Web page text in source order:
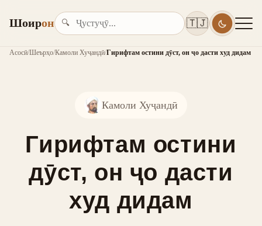
Шоирон 🔍 🇹🇯
Асосӣ/Шеърҳо/Камоли Хуҷандӣ/Гирифтам остини дӯст, он ҷо дасти худ дидам
Камоли Хуҷандӣ
Гирифтам остини
дӯст, он ҷо дасти
худ дидам